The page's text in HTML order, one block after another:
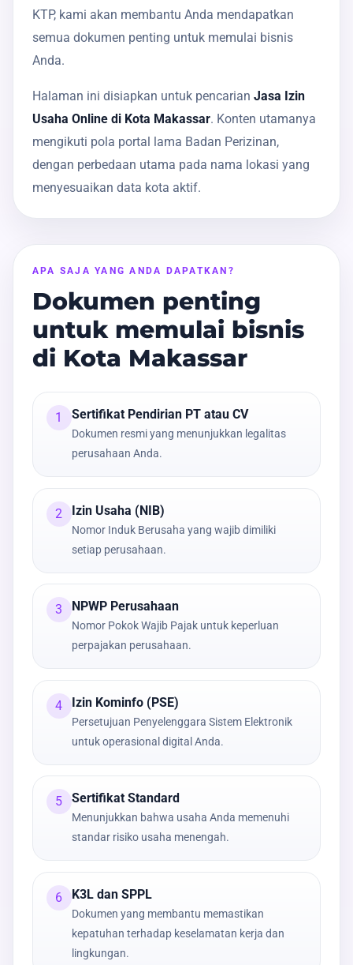
KTP, kami akan membantu Anda mendapatkan
semua dokumen penting untuk memulai bisnis
Anda.
Halaman ini disiapkan untuk pencarian Jasa Izin
Usaha Online di Kota Makassar. Konten utamanya
mengikuti pola portal lama Badan Perizinan,
dengan perbedaan utama pada nama lokasi yang
menyesuaikan data kota aktif.
APA SAJA YANG ANDA DAPATKAN?
Dokumen penting
untuk memulai bisnis
di Kota Makassar
1 Sertifikat Pendirian PT atau CV
Dokumen resmi yang menunjukkan legalitas
perusahaan Anda.
2 Izin Usaha (NIB)
Nomor Induk Berusaha yang wajib dimiliki
setiap perusahaan.
3 NPWP Perusahaan
Nomor Pokok Wajib Pajak untuk keperluan
perpajakan perusahaan.
4 Izin Kominfo (PSE)
Persetujuan Penyelenggara Sistem Elektronik
untuk operasional digital Anda.
5 Sertifikat Standard
Menunjukkan bahwa usaha Anda memenuhi
standar risiko usaha menengah.
6 K3L dan SPPL
Dokumen yang membantu memastikan
kepatuhan terhadap keselamatan kerja dan
lingkungan.